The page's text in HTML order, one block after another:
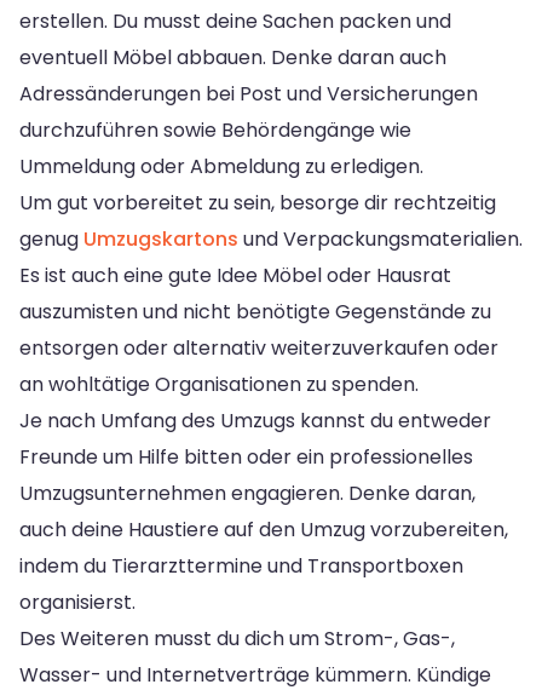
erstellen. Du musst deine Sachen packen und
eventuell Möbel abbauen. Denke daran auch
Adressänderungen bei Post und Versicherungen
durchzuführen sowie Behördengänge wie
Ummeldung oder Abmeldung zu erledigen.
Um gut vorbereitet zu sein, besorge dir rechtzeitig
genug Umzugskartons und Verpackungsmaterialien.
Es ist auch eine gute Idee Möbel oder Hausrat
auszumisten und nicht benötigte Gegenstände zu
entsorgen oder alternativ weiterzuverkaufen oder
an wohltätige Organisationen zu spenden.
Je nach Umfang des Umzugs kannst du entweder
Freunde um Hilfe bitten oder ein professionelles
Umzugsunternehmen engagieren. Denke daran,
auch deine Haustiere auf den Umzug vorzubereiten,
indem du Tierarzttermine und Transportboxen
organisierst.
Des Weiteren musst du dich um Strom-, Gas-,
Wasser- und Internetverträge kümmern. Kündige